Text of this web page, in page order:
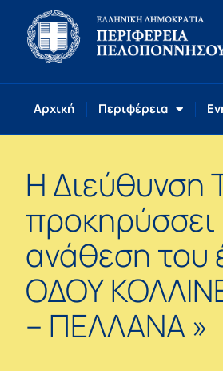
Αρχική Περιφέρεια
Η Διεύθυνση
προκηρύσσει
ανάθεση
ΟΔΟΥ
– ΠΕΛΛΑΝΑ »